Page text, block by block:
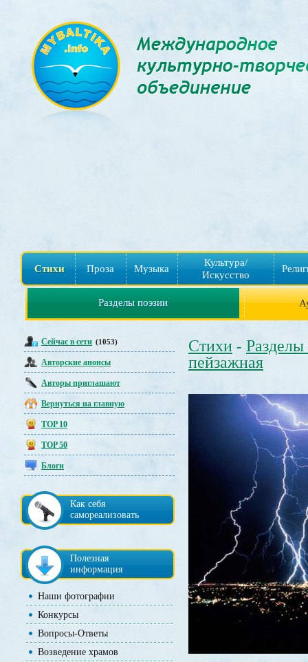
Стихи Проза Музыка
Культура/
Искусство
Разделы поэзии
Сейчас в сети (1053)
Авторские анонсы
Авторы приглашают
Вернуться на главную
TOP 10
TOP 50
Блоги
Как себя
самореализовать
Полезная
информация
Наши фотографии
Конкурсы
Вопросы-Ответы
Возведение храмов
Стихи - Разделы
пейзажная